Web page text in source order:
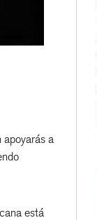
apoyarás a
está